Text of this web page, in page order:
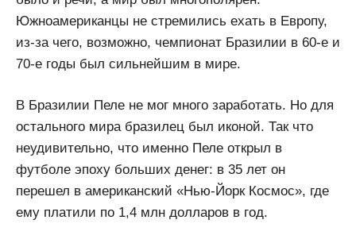
Южноамериканцы не стремились ехать в Европу,
из-за чего, возможно, чемпионат Бразилии в 60-е и
70-е годы был сильнейшим в мире.
В Бразилии Пеле не мог много заработать. Но для
остального мира бразилец был иконой. Так что
неудивительно, что именно Пеле открыл в
футболе эпоху больших денег: в 35 лет он
перешел в американский «Нью-Йорк Космос», где
ему платили по 1,4 млн долларов в год.